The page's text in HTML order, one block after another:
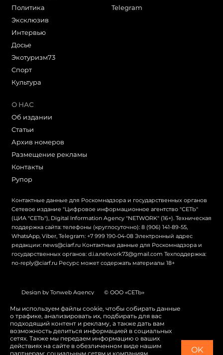
Политика
Эксклюзив
Интервью
Досье
Экотуризм73
Cпорт
Культура
Telegram
О НАС
Об издании
Статьи
Архив номеров
Размещение рекламы
Контакты
Рупор
Контактные данные для Роскомнадзора и государственных органов
Сетевое издание "Цифровое информационное агентство "СЕТЬ"
(ЦИА "СЕТЬ"), Digital Information Agency "NETWORK" (16+). Техническая
поддержка сайта: телефоны (круглосуточно): 8 (906) 141-89-55,
WhatsApp, Viber, Telegram: +7 999 190-04-08 Электронный адрес
редакции: news@ciarf.ru Контактные данные для Роскомнадзора и
государственных органов: d.i.a.network73@gmail.com Техподдержка:
no-reply@ciarf.ru Ресурс может содержать материалы 18+
Design by Tonweb Agency © ООО «СЕТЬ»
Политика конфиденциальности Карта сайта
Switch to English
Мы используем файлы cookie, чтобы собирать данные
о трафике, анализировать их, подбирать для вас
подходящий контент и рекламу, а также дать вам
возможность делиться информацией в социальных
сетях. Также мы передаем информацию о ваших
действиях на сайте в обезличенном виде нашим
партнерам: социальным сетям и компаниям,
OK